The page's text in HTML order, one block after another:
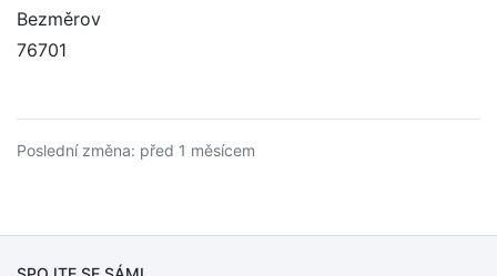
Bezměrov
76701
Poslední změna: před 1 měsícem